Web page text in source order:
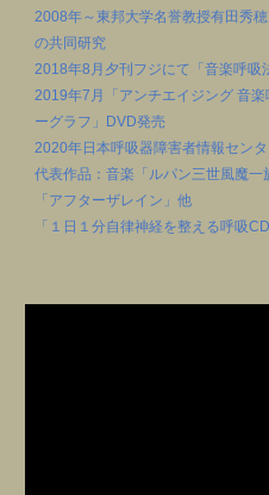
2008年～東邦大学名誉教授有田秀
の共同研究
2018年8月夕刊フジにて「音楽呼吸
2019年7月「アンチエイジング 音
ーグラフ」DVD発売
2020年日本呼吸器障害者情報セン
代表作品：音楽「ルパン三世風魔
「アフターザレイン」他
「１日１分自律神経を整える呼吸